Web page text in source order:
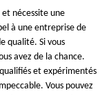
nécessite une
à une entreprise de
qualité. Si vous
avez de la chance.
et expérimentés
Vous pouvez